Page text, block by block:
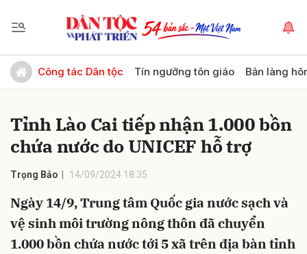
Công tác Dân tộc Tín ngưỡng tôn giáo Bản làng
Tỉnh Lào Cai tiếp nhận 1.000 bồn
chứa nước do UNICEF hỗ trợ
Trọng Bảo 14/09/2024 18:35
Ngày 14/9, Trung tâm Quốc gia nước sạch và
vệ sinh môi trường nông thôn đã chuyển
1.000 bồn chứa nước tới 5 xã trên địa bàn tỉnh
Gửi bình luận
Hủy Gửi